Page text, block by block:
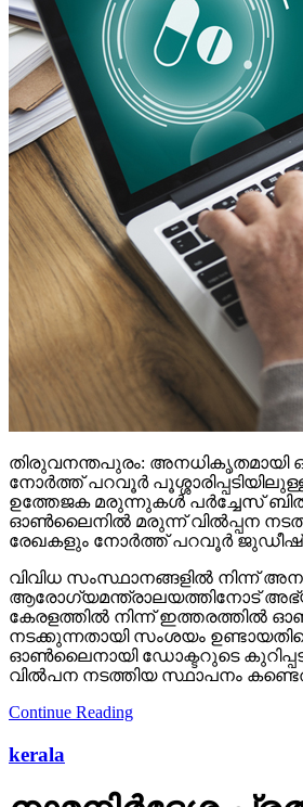
തിരുവനന്തപുരം: അനധികൃതമായി
നോര്‍ത്ത് പറവൂര്‍
ഉത്തേജക മരുന്നുകള്‍ പര്‍ച്ചേസ്
ഓണ്‍ലൈനില്‍ മരുന്ന് വില്‍പ്പന
രേഖകളും നോര്‍ത്ത് പറവൂര്‍ ജുഡീഷ്യല്‍
വിവിധ സംസ്ഥാനങ്ങളില്‍ നിന്ന്
ആരോഗ്യമന്ത്രാലയത്തിനോട്
കേരളത്തില്‍ നിന്ന് ഇത്തരത്തില്‍
നടക്കുന്നതായി സംശയം
ഓണ്‍ലൈനായി ഡോക്ടറുടെ
വില്‍പന നടത്തിയ സ്ഥാപനം
Continue Reading
kerala